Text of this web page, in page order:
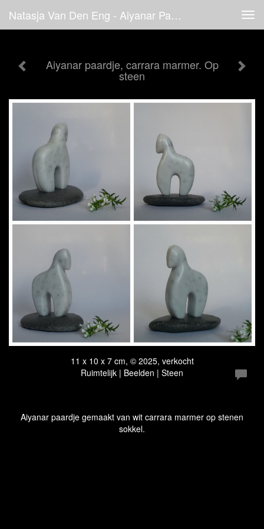
Natasja Van Den Eng - Aiyanar Paardje, Carrara Marmer. Op Steen
Aiyanar paardje, carrara marmer. Op
steen
11 x 10 x 7 cm, © 2025, verkocht
Ruimtelijk | Beelden | Steen
Aiyanar paardje gemaakt van wit carrara marmer op stenen
sokkel.